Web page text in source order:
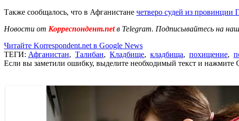
Также сообщалось, что в Афганистане четверо судей из провинции
Новости от Корреспондент.netв Telegram. Подписывайтесь на
Читайте Korrespondent.net в Google News
ТЕГИ: Афганистан, Талибан, Кладбище, кладбища, похищение,
Если вы заметили ошибку, выделите необходимый текст и нажмите